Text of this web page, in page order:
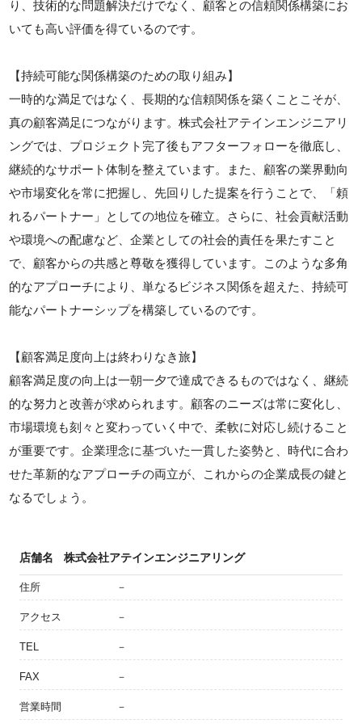
り、技術的な問題解決だけでなく、顧客との信頼関係構築にお
いても高い評価を得ているのです。
【持続可能な関係構築のための取り組み】
一時的な満足ではなく、長期的な信頼関係を築くことこそが、
真の顧客満足につながります。株式会社アテインエンジニアリ
ングでは、プロジェクト完了後もアフターフォローを徹底し、
継続的なサポート体制を整えています。また、顧客の業界動向
や市場変化を常に把握し、先回りした提案を行うことで、「頼
れるパートナー」としての地位を確立。さらに、社会貢献活動
や環境への配慮など、企業としての社会的責任を果たすこと
で、顧客からの共感と尊敬を獲得しています。このような多角
的なアプローチにより、単なるビジネス関係を超えた、持続可
能なパートナーシップを構築しているのです。
【顧客満足度向上は終わりなき旅】
顧客満足度の向上は一朝一夕で達成できるものではなく、継続
的な努力と改善が求められます。顧客のニーズは常に変化し、
市場環境も刻々と変わっていく中で、柔軟に対応し続けること
が重要です。企業理念に基づいた一貫した姿勢と、時代に合わ
せた革新的なアプローチの両立が、これからの企業成長の鍵と
なるでしょう。
店舗名 株式会社アテインエンジニアリング
住所 －
アクセス －
TEL －
FAX －
営業時間 －